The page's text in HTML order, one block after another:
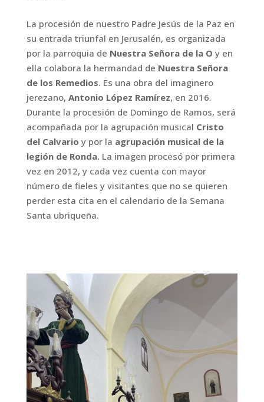
La procesión de nuestro Padre Jesús de la Paz en
su entrada triunfal en Jerusalén, es organizada
por la parroquia de Nuestra Señora de la O y en
ella colabora la hermandad de Nuestra Señora
de los Remedios. Es una obra del imaginero
jerezano, Antonio López Ramírez, en 2016.
Durante la procesión de Domingo de Ramos, será
acompañada por la agrupación musical Cristo
del Calvario y por la agrupación musical de la
legión de Ronda. La imagen procesó por primera
vez en 2012, y cada vez cuenta con mayor
número de fieles y visitantes que no se quieren
perder esta cita en el calendario de la Semana
Santa ubriqueña.